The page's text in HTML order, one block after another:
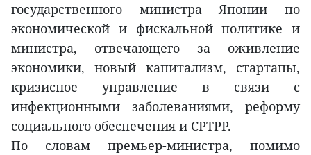
государственного министра Японии по
экономической и фискальной политике и
министра, отвечающего за оживление
экономики, новый капитализм, стартапы,
кризисное управление в связи с
инфекционными заболеваниями, реформу
социального обеспечения и CPTPP.
По словам премьер-министра, помимо